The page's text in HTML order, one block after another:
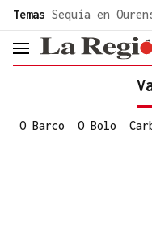
common.go-to-content
Temas Sequía en
header.menu.open
O Barco O Bolo